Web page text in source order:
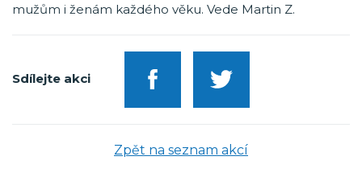
mužům i ženám každého věku. Vede Martin Z.
Sdílejte akci
Zpět na seznam akcí